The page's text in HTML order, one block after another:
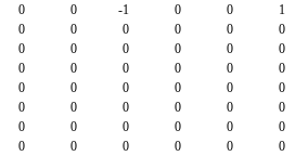
0 0 -1 0 0 1
0 0 0 0 0 0
0 0 0 0 0 0
0 0 0 0 0 0
0 0 0 0 0 0
0 0 0 0 0 0
0 0 0 0 0 0
0 0 0 0 0 0